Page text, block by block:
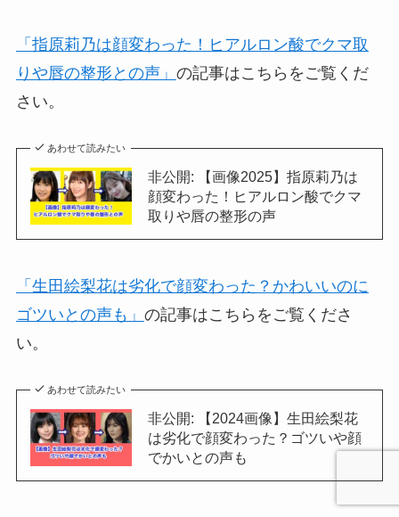
「指原莉乃は顔変わった！ヒアルロン酸でクマ取
りや唇の整形との声」 の記事はこちらをご覧くだ
さい。
あわせて読みたい
非公開: 【画像2025】指原莉乃は
顔変わった！ヒアルロン酸でクマ
取りや唇の整形の声
「生田絵梨花は劣化で顔変わった？かわいいのに
ゴツいとの声も」 の記事はこちらをご覧くださ
い。
あわせて読みたい
非公開: 【2024画像】生田絵梨花
は劣化で顔変わった？ゴツいや顔
でかいとの声も